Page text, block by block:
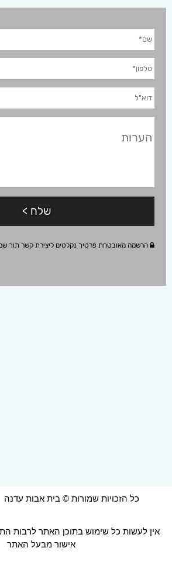
כל הזכויות שמורות © בית אבות עדנה
אין לעשות כל שימוש בתוכן האתר לרבות
אישור מבעל האתר